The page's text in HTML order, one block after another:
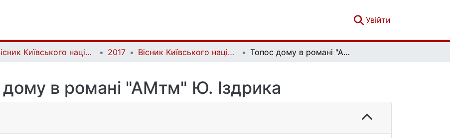
Увійти
Вісник Київського національного університету імені Тараса Шевченка. Літературознавство. Мовознавство. Фольклористика | Bulletin of Taras Shevchenko National University of Kyiv. Literary Studies. Linguistics. Folklore Studies 2017 Вісник Київського національного університету імені Тараса Шевченка. Літературознавство. Мовознавство. Фольклористика. Вип. 1(27) Топос дому в романі "АМтм" Ю. Іздрика
дому в романі "АМтм" Ю. Іздрика